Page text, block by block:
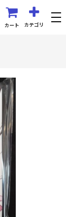
カート カテゴリ